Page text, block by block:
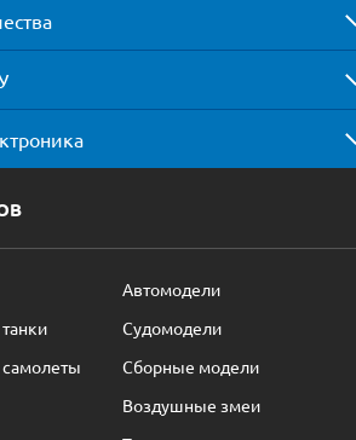
Автомодели
Судомодели
Сборные модели
Воздушные змеи